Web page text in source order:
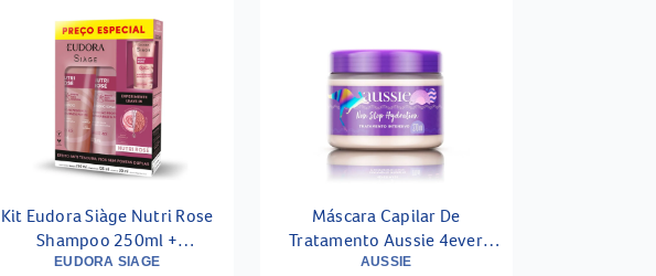
Kit Eudora Siàge Nutri Rose
Shampoo 250ml +
Condicionador 125ml + Leave
EUDORA SIAGE
Máscara Capilar De
Tratamento Aussie 4ever
Mask Hidratação 270ml
AUSSIE